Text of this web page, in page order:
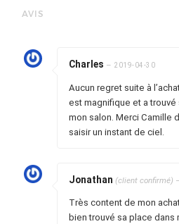
AVIS
Charles – 2019-04-30
Aucun regret suite à
est magnifique et a
mon salon. Merci Camille
saisir un instant de ciel.
Jonathan (client confirmé)
Très content de mon
bien trouvé sa place dans